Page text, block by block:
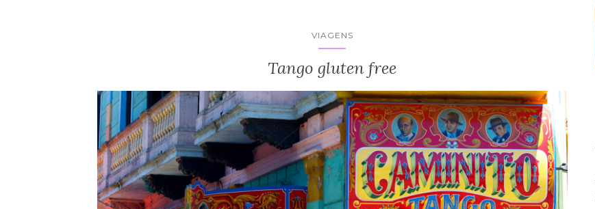
VIAGENS
Tango gluten free